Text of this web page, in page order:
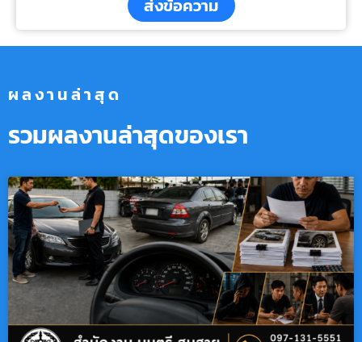
ส่งข้อความ
ผลงานล่าสุด
รวมผลงานล่าสุดของเรา